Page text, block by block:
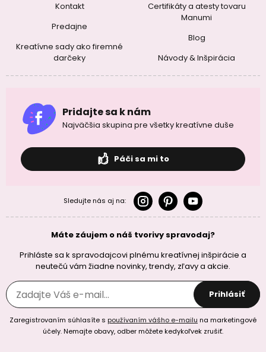
Kontakt
Predajne
Kreatívne sady ako firemné
darčeky
Certifikáty a atesty tovaru
Manumi
Blog
Návody & Inšpirácia
Pridajte sa k nám
Najväčšia skupina pre všetky kreatívne duše
Páči sa mi to
Sledujte nás aj na:
Máte záujem o náš tvorivy spravodaj?
Prihláste sa k spravodajcovi plnému kreatívnej inšpirácie a
neutečú vám žiadne novinky, trendy, zľavy a akcie.
Prihlásiť
Zaregistrovaním súhlasíte s používaním vášho e-mailu na marketingové
účely. Nemajte obavy, odber môžete kedykoľvek zrušiť.